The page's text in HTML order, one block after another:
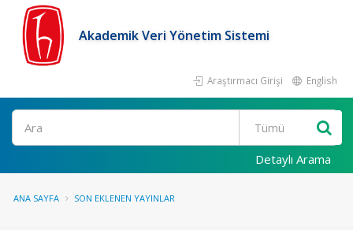
Akademik Veri Yönetim Sistemi
Araştırmacı Girişi English
Ara
Detaylı Arama
ANA SAYFA SON EKLENEN YAYINLAR